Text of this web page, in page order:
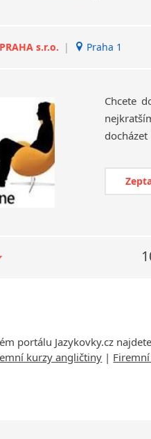
s.r.o. | Praha 1
Chcete
portálu Jazykovky.cz
kurzy angličtiny |